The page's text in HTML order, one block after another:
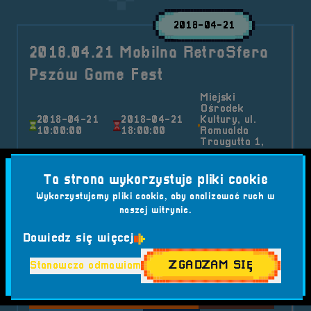
2018-04-21
2018.04.21 Mobilna RetroSfera
Pszów Game Fest
2018-04-21
10:00:00
2018-04-21
18:00:00
Miejski
Ośrodek
Kultury, ul.
Romualda
Traugutta 1,
44-370 Pszów
Nasza podróż z retro-gamingiem nabrała
nowego wymiaru – Mobilna RetroSfera
przekroczyła granice Opolszczyzny i wkroczyła
Kategorie wpisu:
Aktualności Mobilna RetroSfera Wydarzenia
#IKONĄ RETRO
#LOKALNE MEDIA
#MIEJSKI OŚRODEK KULTURY PSZÓW
#MINI TURNIEJ
Ta strona wykorzystuje pliki cookie
Wykorzystujemy pliki cookie, aby analizować ruch w
naszej witrynie.
Dowiedz się więcej
Stanowczo odmawiam ZGADZAM SIĘ